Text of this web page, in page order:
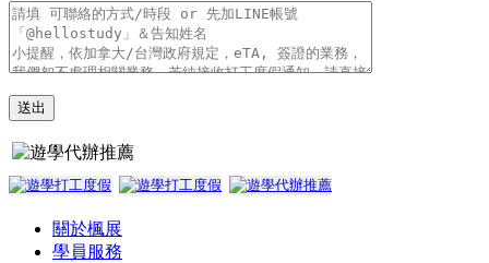
關於楓展
學員服務